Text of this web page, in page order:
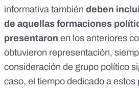
informativa también deben
de aquellas formaciones
presentaron en los anteriores
obtuvieron representación,
consideración de grupo político
caso, el tiempo dedicado a estos